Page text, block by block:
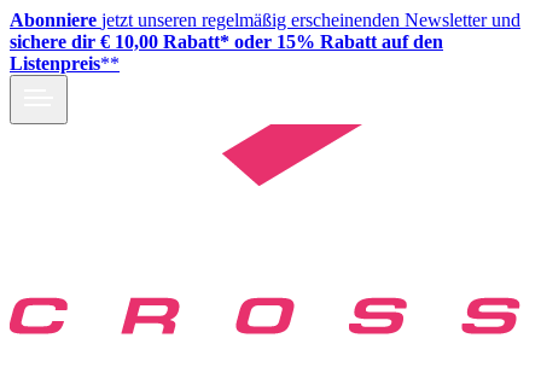
Abonniere jetzt unseren regelmäßig erscheinenden Newsletter und
sichere dir € 10,00 Rabatt* oder 15% Rabatt auf den
Listenpreis**